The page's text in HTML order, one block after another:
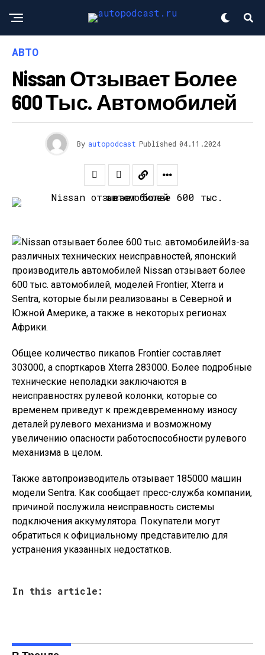
АВТО
Nissan Отзывает Более
600 Тыс. Автомобилей
By autopodcast Published 04.11.2024
Из-за
различных технических неисправностей, японский
производитель автомобилей Nissan отзывает более
600 тыс. автомобилей, моделей Frontier, Xterra и
Sentra, которые были реализованы в Северной и
Южной Америке, а также в некоторых регионах
Африки.
Общее количество пикапов Frontier составляет
303000, а спорткаров Xterra 283000. Более подробные
технические неполадки заключаются в
неисправностях рулевой колонки, которые со
временем приведут к преждевременному износу
деталей рулевого механизма и возможному
увеличению опасности работоспособности рулевого
механизма в целом.
Также автопроизводитель отзывает 185000 машин
модели Sentra. Как сообщает пресс-служба компании,
причиной послужила неисправность системы
подключения аккумулятора. Покупатели могут
обратиться к официальному представителю для
устранения указанных недостатков.
In this article: